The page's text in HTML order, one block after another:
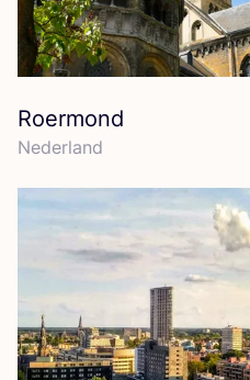
Roermond
Neder­land